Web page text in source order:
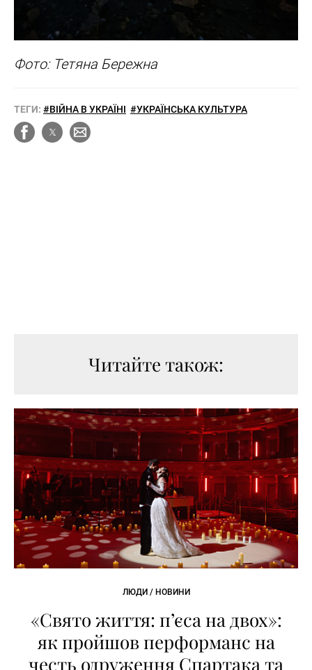
Фото: Тетяна Бережна
ТЕГИ: #ВІЙНА В УКРАЇНІ #УКРАЇНСЬКА КУЛЬТУРА
Читайте також:
ЛЮДИ / НОВИНИ
«Свято життя: п’єса на двох»:
як пройшов перформанс на
честь одруження Спартака та